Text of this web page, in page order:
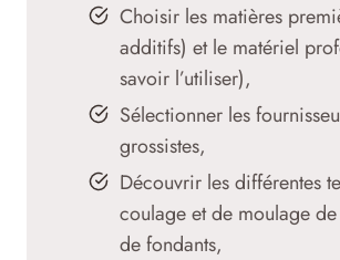
Choisir les matières
additifs) et le matériel
savoir l’utiliser),
Sélectionner les
grossistes,
Découvrir les différentes
coulage et de moulage
de fondants,